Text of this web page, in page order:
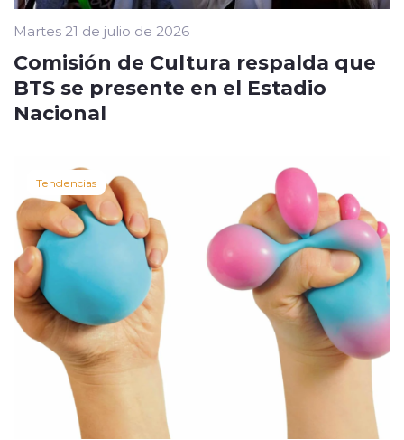
Martes 21 de julio de 2026
Comisión de Cultura respalda que
BTS se presente en el Estadio
Nacional
Tendencias